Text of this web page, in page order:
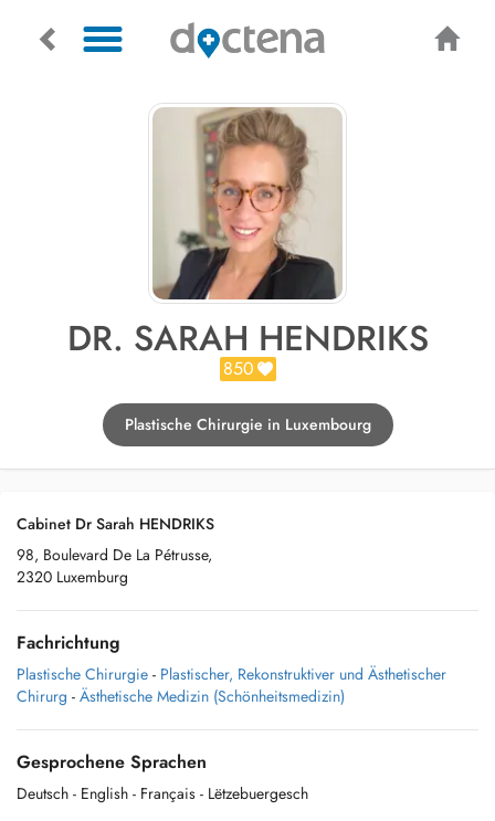
DR. SARAH HENDRIKS
850
Plastische Chirurgie in Luxembourg
Cabinet Dr Sarah HENDRIKS
98, Boulevard De La Pétrusse,
2320 Luxemburg
Fachrichtung
Plastische Chirurgie - Plastischer, Rekonstruktiver und Ästhetischer
Chirurg - Ästhetische Medizin (Schönheitsmedizin)
Gesprochene Sprachen
Deutsch - English - Français - Lëtzebuergesch